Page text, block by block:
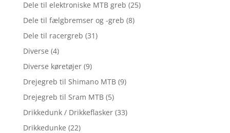
Dele til elektroniske MTB greb (25)
Dele til fælgbremser og -greb (8)
Dele til racergreb (31)
Diverse (4)
Diverse køretøjer (9)
Drejegreb til Shimano MTB (9)
Drejegreb til Sram MTB (5)
Drikkedunk / Drikkeflasker (33)
Drikkedunke (22)